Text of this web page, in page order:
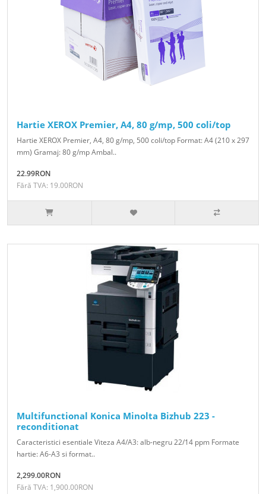
Hartie XEROX Premier, A4, 80 g/mp, 500 coli/top
Hartie XEROX Premier, A4, 80 g/mp, 500 coli/top Format: A4 (210 x 297
mm) Gramaj: 80 g/mp Ambal..
22.99RON
Fără TVA: 19.00RON
Multifunctional Konica Minolta Bizhub 223 -
reconditionat
Caracteristici esentiale Viteza A4/A3: alb-negru 22/14 ppm Formate
hartie: A6-A3 si format..
2,299.00RON
Fără TVA: 1,900.00RON